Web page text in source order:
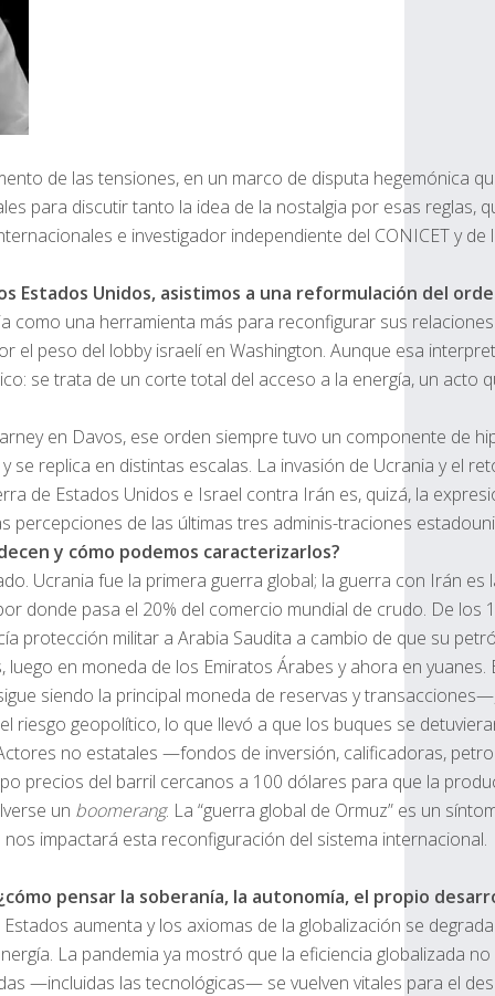
de las tensiones, en un marco de disputa hegemónica
discutir tanto la idea de la nostalgia por esas
e investigador independiente del CONICET
Estados Unidos, asistimos a una reformulación del
una herramienta más para reconfigurar sus
peso del lobby israelí en Washington. Aunque esa
se trata de un corte total del acceso a la energía, un
en Davos, ese orden siempre tuvo un componente
replica en distintas escalas. La invasión de Ucrania
de Estados Unidos e Israel contra Irán es, quizá, la
de las últimas tres adminis-traciones
y cómo podemos caracterizarlos?
Ucrania fue la primera guerra global; la guerra con Irán
pasa el 20% del comercio mundial de crudo. De
militar a Arabia Saudita a cambio de que su
en moneda de los Emiratos Árabes y ahora en
siendo la principal moneda de reservas y
geopolítico, lo que llevó a que los buques se
no estatales —fondos de inversión, calificadoras,
del barril cercanos a 100 dólares para que la
un boomerang. La “guerra global de Ormuz” es un
impactará esta reconfiguración del sistema internacional.
pensar la soberanía, la autonomía, el propio
aumenta y los axiomas de la globalización se
La pandemia ya mostró que la eficiencia
—incluidas las tecnológicas— se vuelven vitales para el